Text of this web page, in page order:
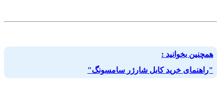
همچنین بخوانید :
"راهنمای خرید کابل شارژر سامسونگ"